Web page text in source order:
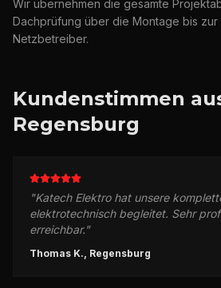
Wir übernehmen die gesamte
Dachprüfung über die Montage bis zur
Netzbetreiber.
Kundenstimmen
Regensburg
"Katech Elektro hat unsere
elektrotechnisch begleitet. Sehr
erreichbar."
Thomas K., Regensburg